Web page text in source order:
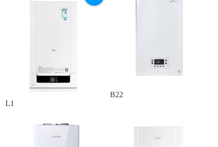
L1
B22